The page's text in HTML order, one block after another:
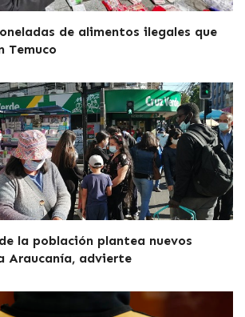
de alimentos ilegales que
Temuco
la población plantea nuevos
Araucanía, advierte